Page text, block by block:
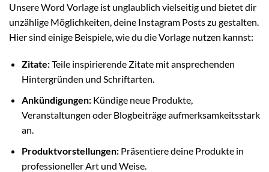
Unsere Word Vorlage ist unglaublich vielseitig und bietet dir
unzählige Möglichkeiten, deine Instagram Posts zu gestalten.
Hier sind einige Beispiele, wie du die Vorlage nutzen kannst:
Zitate:Teile inspirierende Zitate mit ansprechenden
Hintergründen und Schriftarten.
Ankündigungen:Kündige neue Produkte,
Veranstaltungen oder Blogbeiträge aufmerksamkeitsstark
an.
Produktvorstellungen:Präsentiere deine Produkte in
professioneller Art und Weise.